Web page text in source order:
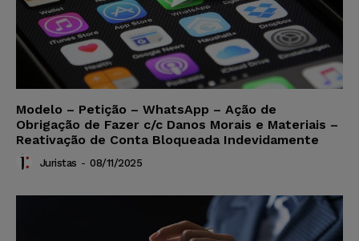
Modelo – Petição – WhatsApp – Ação de
Obrigação de Fazer c/c Danos Morais e Materiais –
Reativação de Conta Bloqueada Indevidamente
Juristas - 08/11/2025